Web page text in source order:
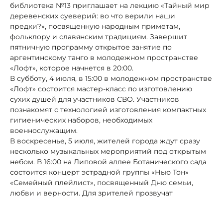
библиотека №13 приглашает на лекцию «Тайный мир
деревенских суеверий: во что верили наши
предки?», посвященную народным приметам,
фольклору и славянским традициям. Завершит
пятничную программу открытое занятие по
аргентинскому танго в молодежном пространстве
«Лофт», которое начнется в 20:00.
В субботу, 4 июля, в 15:00 в молодежном пространстве
«Лофт» состоится мастер-класс по изготовлению
сухих душей для участников СВО. Участников
познакомят с технологией изготовления компактных
гигиенических наборов, необходимых
военнослужащим.
В воскресенье, 5 июля, жителей города ждут сразу
несколько музыкальных мероприятий под открытым
небом. В 16:00 на Липовой аллее Ботанического сада
состоится концерт эстрадной группы «Нью Тон»
«Семейный плейлист», посвященный Дню семьи,
любви и верности. Для зрителей прозвучат